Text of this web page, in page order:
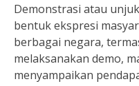
Demonstrasi atau
bentuk ekspresi
berbagai negara,
melaksanakan demo,
menyampaikan